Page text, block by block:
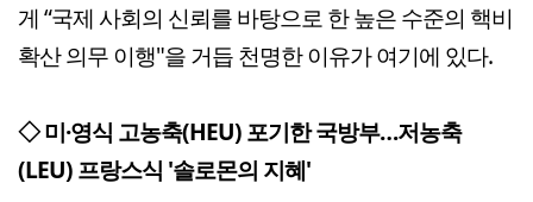
게 “국제 사회의 신뢰를 바탕으로 한 높은 수준의 핵비
확산 의무 이행"을 거듭 천명한 이유가 여기에 있다.
◇ 미·영식 고농축(HEU) 포기한 국방부…저농축
(LEU) 프랑스식 '솔로몬의 지혜'